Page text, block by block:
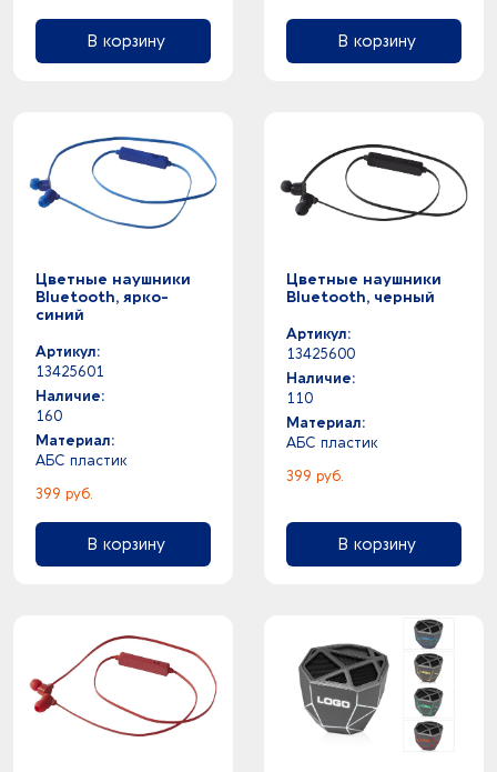
В корзину В корзину
Цветные наушники
Bluetooth, ярко-
синий
Артикул:
13425601
Наличие:
160
Материал:
АБС пластик
399 руб.
В корзину
Цветные наушники
Bluetooth, черный
Артикул:
13425600
Наличие:
110
Материал:
АБС пластик
399 руб.
В корзину